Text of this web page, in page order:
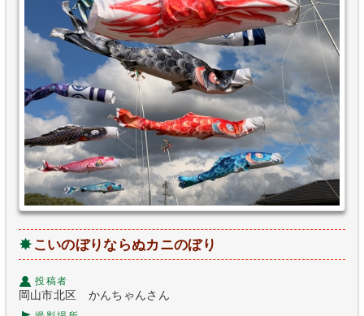
こいのぼりならぬカニのぼり
投稿者
岡山市北区 かんちゃんさん